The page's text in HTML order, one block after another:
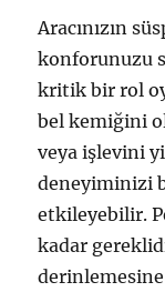
Aracınızın
konforunuzu
kritik bir rol
bel kemiğini
veya işlevini
deneyiminizi
etkileyebilir.
kadar